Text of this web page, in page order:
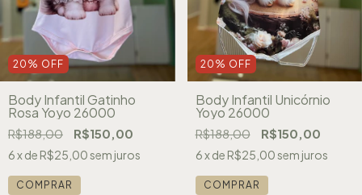
20 % OFF
Body Infantil Gatinho
Rosa Yoyo 26000
R$188,00 R$150,00
6x de R$25,00sem juros
COMPRAR
20 % OFF
Body Infantil Unicórnio
Yoyo 26000
R$188,00 R$150,00
6x de R$25,00sem juros
COMPRAR